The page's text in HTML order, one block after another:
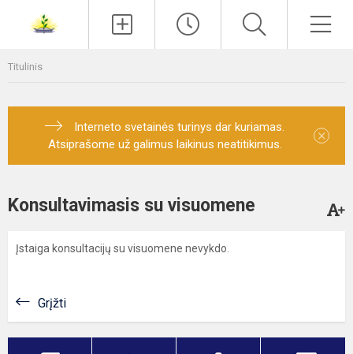
Titulinis
Interneto svetainės turinys dar kuriamas.
Atsiprašome už galimus laikinus neatitikimus.
×
Konsultavimasis su visuomene
Įstaiga konsultacijų su visuomene nevykdo.
Grįžti